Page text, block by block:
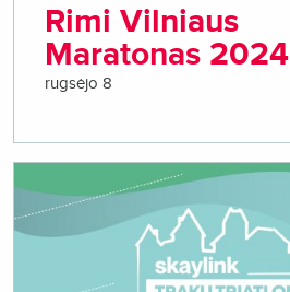
Rimi Vilniaus
Maratonas 2024
rugsėjo 8